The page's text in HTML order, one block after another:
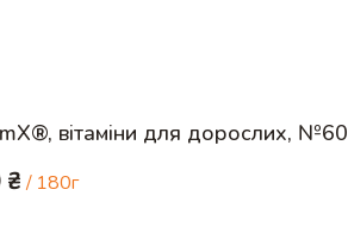
вітаміни для дорослих, №60
₴ / 180г